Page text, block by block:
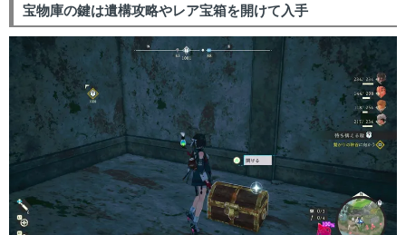
宝物庫の鍵は遺構攻略やレア宝箱を開けて入手